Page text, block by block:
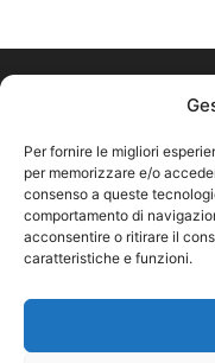
Per fornire le migliori
per memorizzare e/o
consenso a queste
comportamento di
acconsentire o ritirare il
caratteristiche e funzioni.